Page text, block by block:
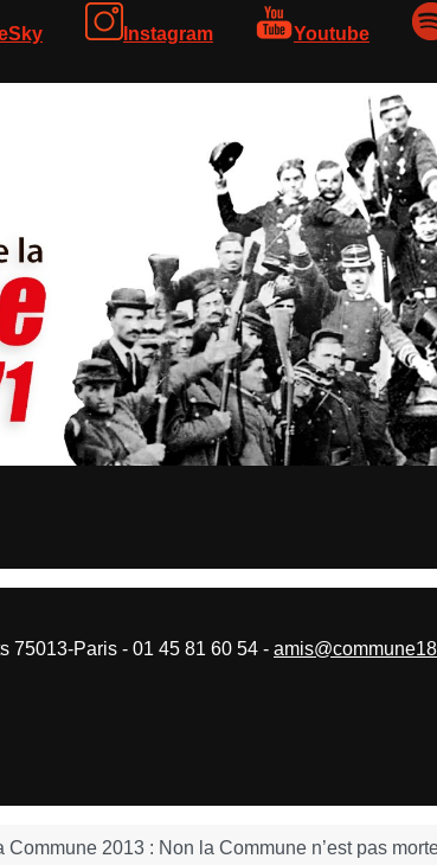
Instagram Youtube
Commune 2013 : Non la Commune n’est pas
Paris - 01 45 81 60 54 -